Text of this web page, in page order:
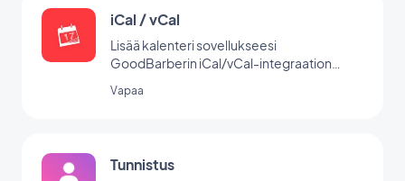
iCal / vCal
Lisää kalenteri sovellukseesi
GoodBarberin iCal/vCal-integraation
Vapaa
Tunnistus